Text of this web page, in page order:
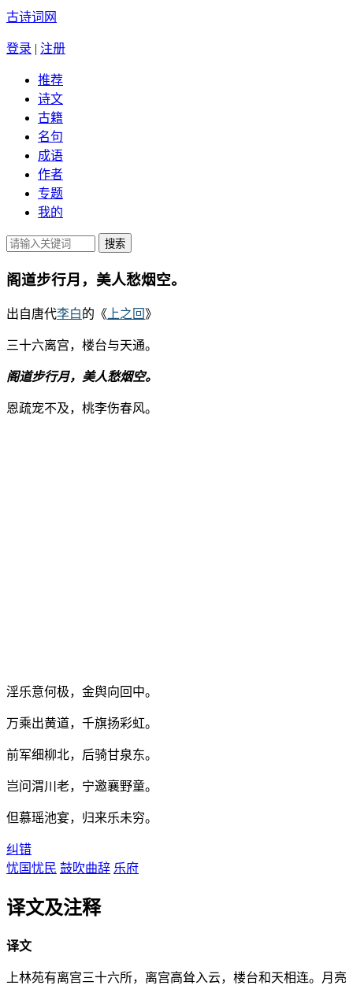
古诗词网
登录 | 注册
推荐
诗文
古籍
名句
成语
作者
专题
我的
阁道步行月，美人愁烟空。
出自唐代李白的《上之回 》
三十六离宫，楼台与天通。
阁道步行月，美人愁烟空。
恩疏宠不及，桃李伤春风。
淫乐意何极，金舆向回中。
万乘出黄道，千旗扬彩虹。
前军细柳北，后骑甘泉东。
岂问渭川老，宁邀襄野童。
但慕瑶池宴，归来乐未穷。
纠错
忧国忧民 鼓吹曲辞 乐府
译文及注释
译文
上林苑有离宫三十六所，离宫高耸入云，楼台和天相连。月亮